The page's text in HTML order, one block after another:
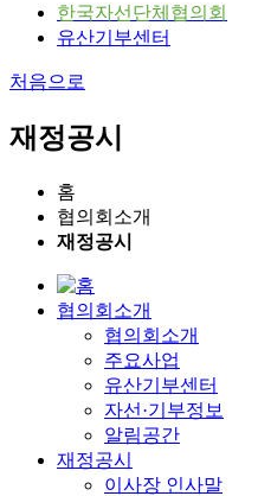
한국자선단체협의회
유산기부센터
처음으로
재정공시
홈
협의회소개
재정공시
협의회소개
협의회소개
주요사업
유산기부센터
자선·기부정보
알림공간
재정공시
이사장 인사말